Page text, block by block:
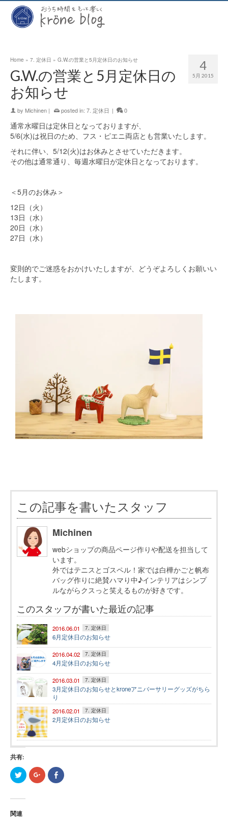
4
5月 2015
Home » 7. 定休日 » G.W.の営業と5月定休日のお知らせ
G.W.の営業と5月定休日の
お知らせ
by Michinen | posted in: 7. 定休日 | 0
通常水曜日は定休日となっておりますが、
5/6(水)は祝日のため、フス・ピエニ両店とも営業いたします。
それに伴い、5/12(火)はお休みとさせていただきます。
その他は通常通り、毎週水曜日が定休日となっております。
＜5月のお休み＞
12日（火）
13日（水）
20日（水）
27日（水）
変則的でご迷惑をおかけいたしますが、どうぞよろしくお願いい
たします。
この記事を書いたスタッフ
Michinen
webショップの商品ページ作りや配送を担当して
います。
外ではテニスとゴスペル！家では白樺かごと帆布
バッグ作りに絶賛ハマり中♪インテリアはシンプ
ルながらクスっと笑えるものが好きです。
このスタッフが書いた最近の記事
2016.06.01 7. 定休日
6月定休日のお知らせ
2016.04.02 7. 定休日
4月定休日のお知らせ
2016.03.01 7. 定休日
3月定休日のお知らせとkroneアニバーサリーグッズがちら
り
2016.02.01
7. 定休日
2月定休日のお知らせ
共有:
ク
リ
し
ク
リ
Facebook
で
関連